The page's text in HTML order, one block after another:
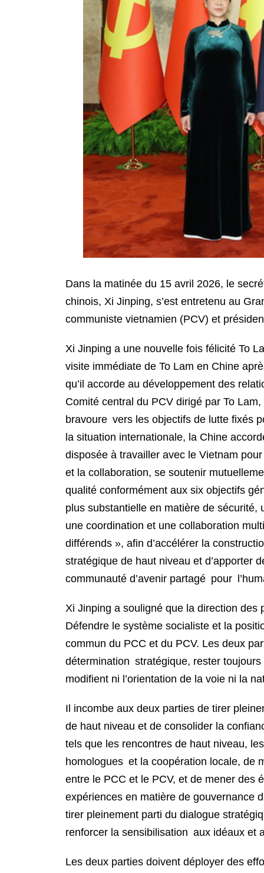
Dans la matinée du 15 avril 2026, le
chinois, Xi Jinping, s’est entretenu au
communiste vietnamien (PCV) et
Xi Jinping a une nouvelle fois félicité To
visite immédiate de To Lam en Chine
qu’il accorde au développement des
Comité central du PCV dirigé par To
bravoure vers les objectifs de lutte fixés
la situation internationale, la Chine
disposée à travailler avec le Vietnam
et la collaboration, se soutenir
qualité conformément aux six objectifs
plus substantielle en matière de
une coordination et une collaboration
différends », afin d’accélérer la
stratégique de haut niveau et d’apporter
communauté d’avenir partagé pour
Xi Jinping a souligné que la direction
Défendre le système socialiste et la
commun du PCC et du PCV. Les deux
détermination stratégique, rester
modifient ni l’orientation de la voie ni la
Il incombe aux deux parties de tirer
de haut niveau et de consolider la
tels que les rencontres de haut niveau,
homologues et la coopération locale, de
entre le PCC et le PCV, et de mener des
expériences en matière de gouvernance
tirer pleinement parti du dialogue
renforcer la sensibilisation aux idéaux et
Les deux parties doivent déployer des